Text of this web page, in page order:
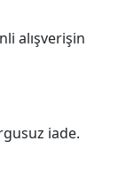
alışverişin
iade.